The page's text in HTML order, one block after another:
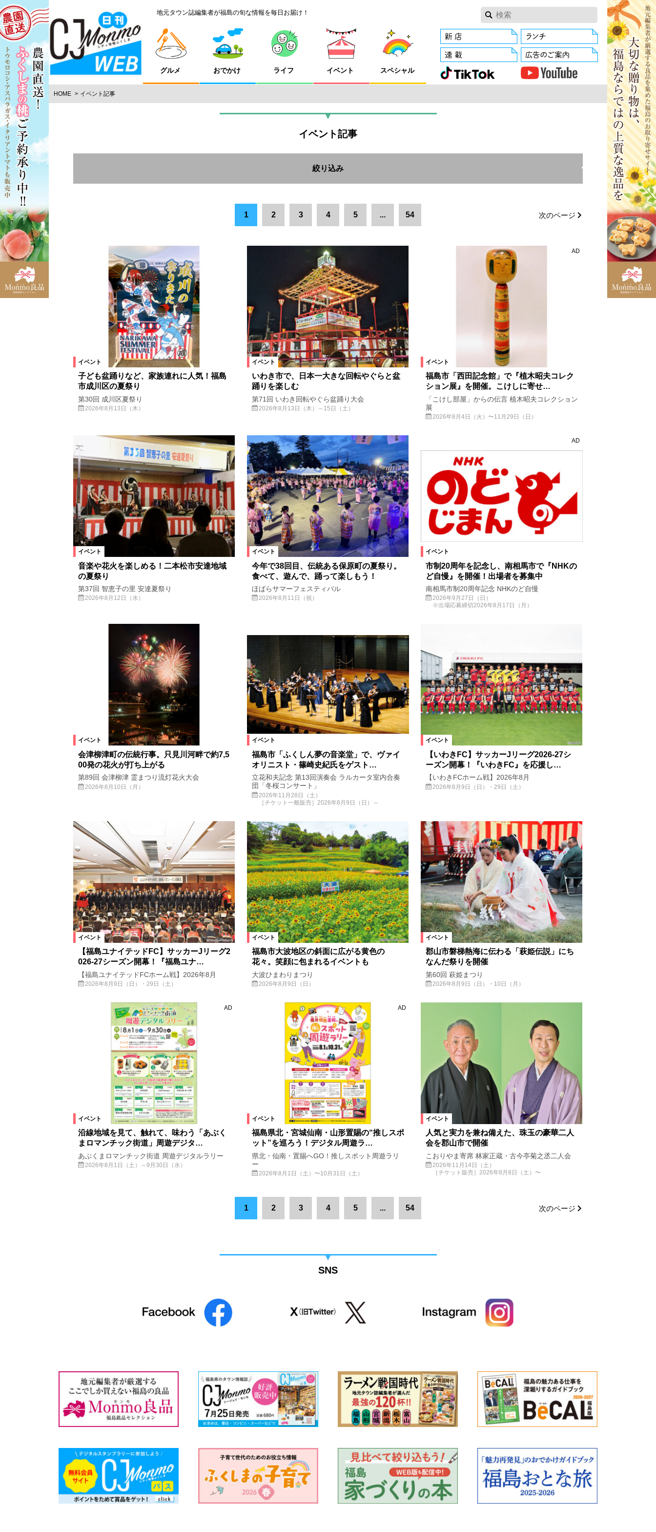
地元タウン誌編集者が福島の旬な情報を毎日お届け！
グルメ おでかけ ライフ イベント スペシャル
HOME イベント記事
イベント記事
絞り込み
大玉村 白河市 新地町 福島県全域
南会津町 北塩原村 須賀川市 鏡石町 新潟県 会津坂下町
相馬市 下郷町 矢吹町 会津美里町 川俣町 小野町 三島町
玉川村 米沢市 双葉町 西会津町 磐梯町 浅川町 中島村 富岡町
只見町 鮫川村 広野町 東京都 神奈川県 平田村 天栄村 白石市
カテゴリ
イベント スポーツ 上映会 コンサート
ライブ イルミネーション 花火
キャンペーン イベント 募集 ライフ ショップ スクール おでかけ 温泉
ドライブ 道の駅
絞り込む
1 2 3 4 5 ... 54 次のページ
イベント
子ども盆踊りなど、家族連れに人気！福島
市成川区の夏祭り
第30回 成川区夏祭り
2026年8月13日（木）
イベント
いわき市で、日本一大きな回転やぐらと盆
踊りを楽しむ
第71回 いわき回転やぐら盆踊り大会
2026年8月13日（木）～15日（土）
イベント
AD
福島市「西田記念館」で『植木昭夫コレク
ション展』を開催。こけしに寄せ…
「こけし部屋」からの伝言 植木昭夫コレクション
展
2026年8月4日（火）〜11月29日（日）
イベント
音楽や花火を楽しめる！二本松市安達地域
の夏祭り
第37回 智恵子の里 安達夏祭り
2026年8月12日（水）
イベント
今年で38回目、伝統ある保原町の夏祭り。
食べて、遊んで、踊って楽しもう！
ほばらサマーフェスティバル
2026年8月11日（祝）
イベント
AD
市制20周年を記念し、南相馬市で『NHKの
ど自慢』を開催！出場者を募集中
南相馬市制20周年記念 NHKのど自慢
2026年9月27日（日）
※出場応募締切2026年8月17日（月）
イベント
会津柳津町の伝統行事。只見川河畔で約7,5
00発の花火が打ち上がる
第89回 会津柳津 霊まつり流灯花火大会
2026年8月10日（月）
イベント
福島市「ふくしん夢の音楽堂」で、ヴァイ
オリニスト・篠崎史紀氏をゲスト…
立花和夫記念 第13回演奏会 ラルカータ室内合奏
団「冬桜コンサート」
2026年11月28日（土）
［チケット一般販売］2026年8月9日（日）～
イベント
【いわきFC】サッカーJリーグ2026-27シ
ーズン開幕！『いわきFC』を応援し…
【いわきFCホーム戦】2026年8月
2026年8月9日（日）・29日（土）
イベント
【福島ユナイテッドFC】サッカーJリーグ2
026-27シーズン開幕！『福島ユナ…
【福島ユナイテッドFCホーム戦】2026年8月
2026年8月9日（日）・29日（土）
イベント
福島市大波地区の斜面に広がる黄色の
花々。笑顔に包まれるイベントも
大波ひまわりまつり
2026年8月9日（日）
イベント
郡山市磐梯熱海に伝わる「萩姫伝説」にち
なんだ祭りを開催
第60回 萩姫まつり
2026年8月9日（日）・10日（月）
イベント
AD
沿線地域を見て、触れて、味わう「あぶく
まロマンチック街道」周遊デジタ…
あぶくまロマンチック街道 周遊デジタルラリー
2026年8月1日（土）～9月30日（水）
イベント
AD
福島県北・宮城仙南・山形置賜の“推しスポ
ット”を巡ろう！デジタル周遊ラ…
県北・仙南・置賜へGO！推しスポット周遊ラリ
ー
2026年8月1日（土）〜10月31日（土）
イベント
人気と実力を兼ね備えた、珠玉の豪華二人
会を郡山市で開催
こおりやま寄席 林家正蔵・古今亭菊之丞二人会
2026年11月14日（土）
［チケット販売］2026年8月8日（土）〜
1 2 3 4 5 ... 54 次のページ
SNS